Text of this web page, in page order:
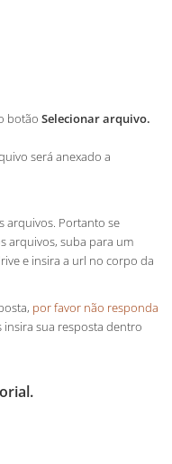
botão Selecionar arquivo.
será anexado a
arquivos. Portanto se
arquivos, suba para um
e insira a url no corpo da
por favor não responda
sua resposta dentro